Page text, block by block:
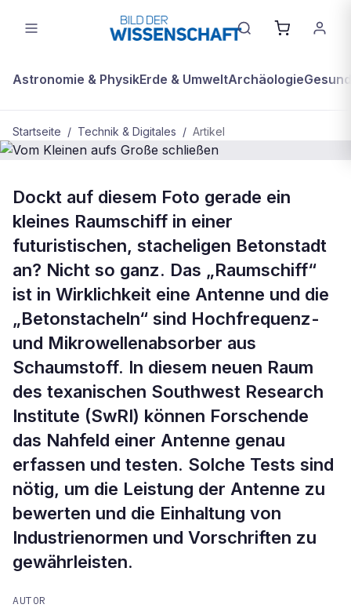
Astronomie & PhysikErde & UmweltArchäologie
Startseite / Technik & Digitales / Artikel
Vom Kleinen aufs Große schließen
Dockt auf diesem Foto gerade ein
kleines Raumschiff in einer
futuristischen, stacheligen Betonstadt
an? Nicht so ganz. Das „Raumschiff“
ist in Wirklichkeit eine Antenne und die
„Betonstacheln“ sind Hochfrequenz-
und Mikrowellenabsorber aus
Schaumstoff. In diesem neuen Raum
des texanischen Southwest Research
Institute (SwRI) können Forschende
das Nahfeld einer Antenne genau
erfassen und testen. Solche Tests sind
nötig, um die Leistung der Antenne zu
bewerten und die Einhaltung von
Industrienormen und Vorschriften zu
gewährleisten.
AUTOR